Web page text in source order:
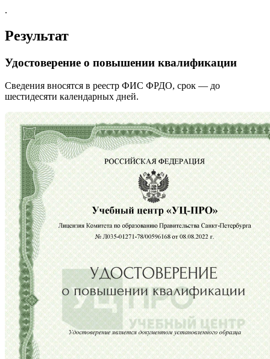
.
Результат
Удостоверение о повышении квалификации
Сведения вносятся в реестр ФИС ФРДО, срок — до
шестидесяти календарных дней.